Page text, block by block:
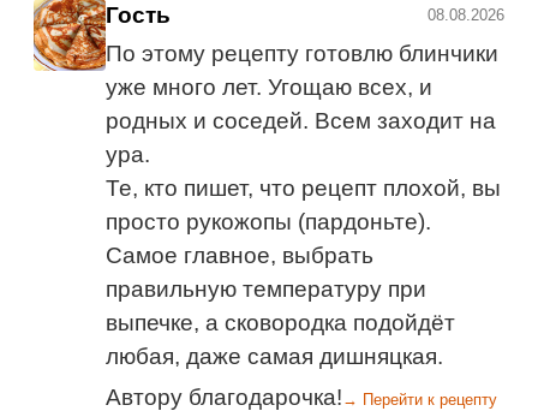
Гость 08.08.2026
По этому рецепту готовлю блинчики
уже много лет. Угощаю всех, и
родных и соседей. Всем заходит на
ура.
Те, кто пишет, что рецепт плохой, вы
просто рукожопы (пардоньте).
Самое главное, выбрать
правильную температуру при
выпечке, а сковородка подойдёт
любая, даже самая дишняцкая.
Автору благодарочка! → Перейти к рецепту